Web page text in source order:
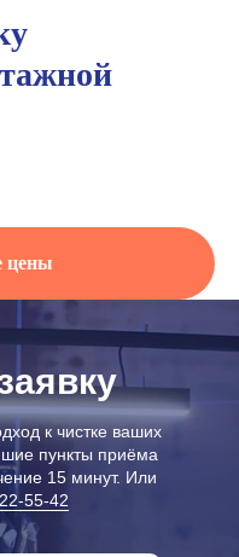
цены
к чистке ваших
пункты приёма
15 минут. Или
55-42